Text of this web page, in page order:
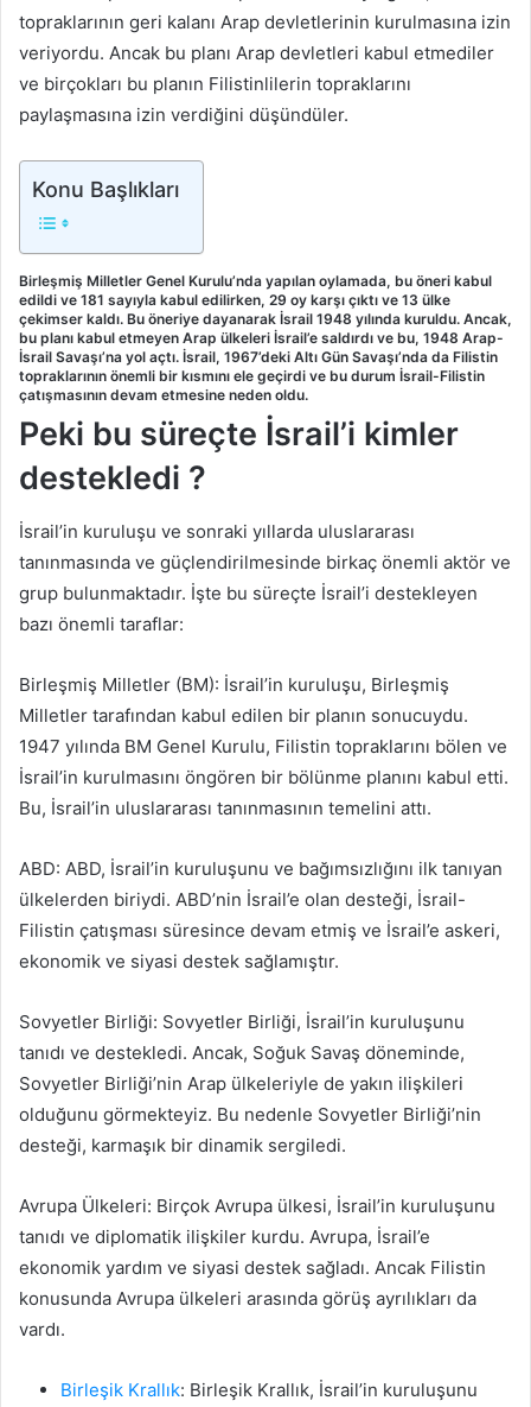
topraklarının geri kalanı Arap devletlerinin kurulmasına izin
veriyordu. Ancak bu planı Arap devletleri kabul etmediler
ve birçokları bu planın Filistinlilerin topraklarını
paylaşmasına izin verdiğini düşündüler.
Konu Başlıkları
Birleşmiş Milletler Genel Kurulu’nda yapılan oylamada, bu öneri kabul
edildi ve 181 sayıyla kabul edilirken, 29 oy karşı çıktı ve 13 ülke
çekimser kaldı. Bu öneriye dayanarak İsrail 1948 yılında kuruldu. Ancak,
bu planı kabul etmeyen Arap ülkeleri İsrail’e saldırdı ve bu, 1948 Arap-
İsrail Savaşı’na yol açtı. İsrail, 1967’deki Altı Gün Savaşı’nda da Filistin
topraklarının önemli bir kısmını ele geçirdi ve bu durum İsrail-Filistin
çatışmasının devam etmesine neden oldu.
Peki bu süreçte İsrail’i kimler
destekledi ?
İsrail’in kuruluşu ve sonraki yıllarda uluslararası
tanınmasında ve güçlendirilmesinde birkaç önemli aktör ve
grup bulunmaktadır. İşte bu süreçte İsrail’i destekleyen
bazı önemli taraflar:
Birleşmiş Milletler (BM): İsrail’in kuruluşu, Birleşmiş
Milletler tarafından kabul edilen bir planın sonucuydu.
1947 yılında BM Genel Kurulu, Filistin topraklarını bölen ve
İsrail’in kurulmasını öngören bir bölünme planını kabul etti.
Bu, İsrail’in uluslararası tanınmasının temelini attı.
ABD: ABD, İsrail’in kuruluşunu ve bağımsızlığını ilk tanıyan
ülkelerden biriydi. ABD’nin İsrail’e olan desteği, İsrail-
Filistin çatışması süresince devam etmiş ve İsrail’e askeri,
ekonomik ve siyasi destek sağlamıştır.
Sovyetler Birliği: Sovyetler Birliği, İsrail’in kuruluşunu
tanıdı ve destekledi. Ancak, Soğuk Savaş döneminde,
Sovyetler Birliği’nin Arap ülkeleriyle de yakın ilişkileri
olduğunu görmekteyiz. Bu nedenle Sovyetler Birliği’nin
desteği, karmaşık bir dinamik sergiledi.
Avrupa Ülkeleri: Birçok Avrupa ülkesi, İsrail’in kuruluşunu
tanıdı ve diplomatik ilişkiler kurdu. Avrupa, İsrail’e
ekonomik yardım ve siyasi destek sağladı. Ancak Filistin
konusunda Avrupa ülkeleri arasında görüş ayrılıkları da
vardı.
Birleşik Krallık: Birleşik Krallık, İsrail’in kuruluşunu